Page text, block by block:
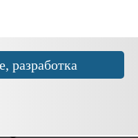
разработка